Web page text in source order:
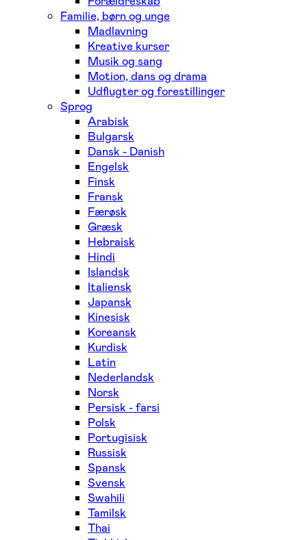
Familie, børn og unge
Madlavning
Kreative kurser
Musik og sang
Motion, dans og drama
Udflugter og forestillinger
Sprog
Arabisk
Bulgarsk
Dansk - Danish
Engelsk
Finsk
Fransk
Færøsk
Græsk
Hebraisk
Hindi
Islandsk
Italiensk
Japansk
Kinesisk
Koreansk
Kurdisk
Latin
Nederlandsk
Norsk
Persisk - farsi
Polsk
Portugisisk
Russisk
Spansk
Svensk
Swahili
Tamilsk
Thai